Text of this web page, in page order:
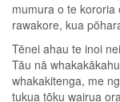
mumura o te kororia
rawakore, kua
Tēnei ahau te inoi
Tāu nā
whakakitenga, me
tukua tōku wairua